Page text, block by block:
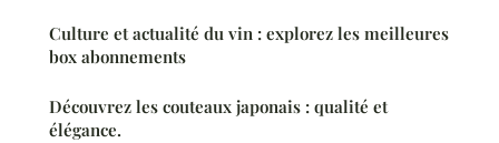
Culture et actualité du vin : explorez les meilleures
box abonnements
Découvrez les couteaux japonais : qualité et
élégance.